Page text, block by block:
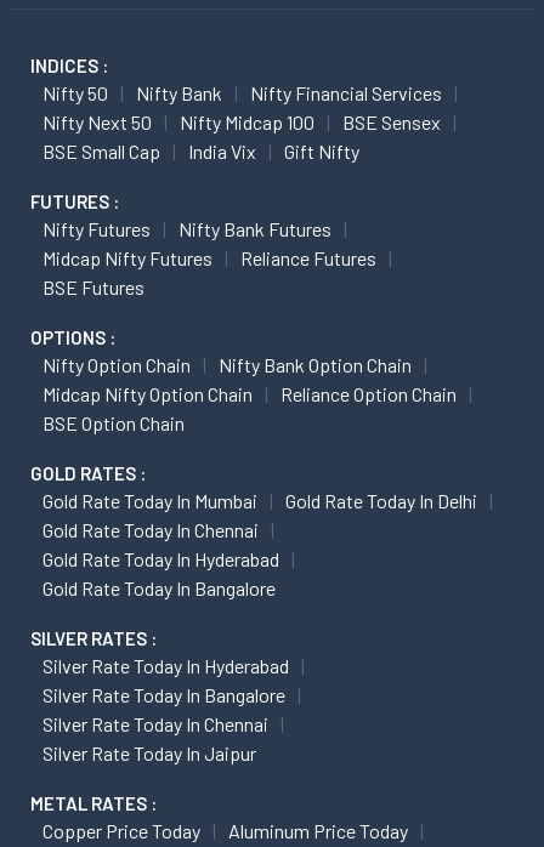
INDICES :
Nifty 50 Nifty Bank
Nifty Financial Services
Nifty Next 50
Nifty Midcap 100
BSE Sensex
BSE Small Cap
India Vix Gift Nifty
FUTURES :
Nifty Futures
Nifty Bank Futures
Midcap Nifty Futures
Reliance Futures
BSE Futures
OPTIONS :
Nifty Option Chain
Nifty Bank Option Chain
Midcap Nifty Option Chain
Reliance Option Chain
BSE Option Chain
GOLD RATES :
Gold Rate Today In Mumbai
Gold Rate Today In Delhi
Gold Rate Today In Chennai
Gold Rate Today In Hyderabad
Gold Rate Today In Bangalore
SILVER RATES :
Silver Rate Today In Hyderabad
Silver Rate Today In Bangalore
Silver Rate Today In Chennai
Silver Rate Today In Jaipur
METAL RATES :
Copper Price Today
Aluminum Price Today